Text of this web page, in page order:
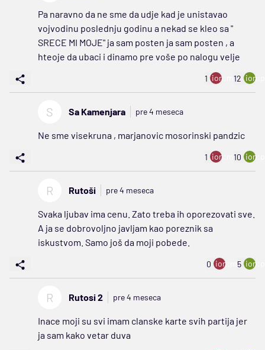
Pa naravno da ne sme da udje kad je unistavao
vojvodinu poslednju godinu a nekad se kleo sa "
SRECE MI MOJE" ja sam posten ja sam posten , a
hteoje da ubaci i dinamo pre voše po nalogu velje
1 ion:minus
12
S Sa Kamenjara pre 4 meseca
Ne sme visekruna , marjanovic mosorinski pandzic
1 ion:minus
10
R Rutoši pre 4 meseca
Svaka ljubav ima cenu. Zato treba ih oporezovati sve.
A ja se dobrovoljno javljam kao poreznik sa
iskustvom. Samo još da moji pobede.
0 ion:minus
5
R Rutosi 2 pre 4 meseca
Inace moji su svi imam clanske karte svih partija jer
ja sam kako vetar duva